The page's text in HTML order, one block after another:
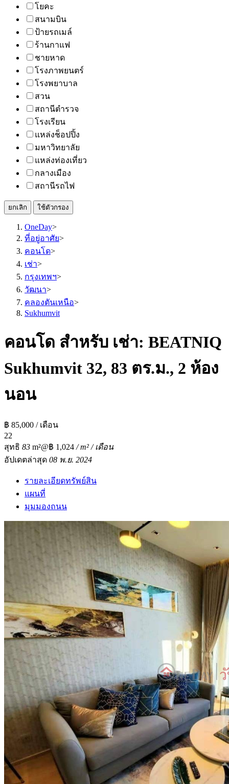
โยคะ
สนามบิน
ป้ายรถเมล์
ร้านกาแฟ
ชายหาด
โรงภาพยนตร์
โรงพยาบาล
สวน
สถานีตำรวจ
โรงเรียน
แหล่งช็อปปิ้ง
มหาวิทยาลัย
แหล่งท่องเที่ยว
กลางเมือง
สถานีรถไฟ
ยกเลิก ใช้ตัวกรอง
OneDay>
ที่อยู่อาศัย>
คอนโด>
เช่า>
กรุงเทพฯ>
วัฒนา>
คลองตันเหนือ>
Sukhumvit
คอนโด สำหรับ เช่า: BEATNIQ
Sukhumvit 32, 83 ตร.ม., 2 ห้อง
นอน
฿ 85,000 / เดือน
22
สุทธิ 83 m²@฿ 1,024 / m² / เดือน
อัปเดตล่าสุด 08 พ.ย. 2024
รายละเอียดทรัพย์สิน
แผนที่
มุมมองถนน